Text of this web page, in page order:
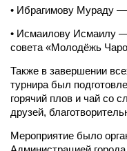
• Ибрагимову Мураду
• Исмаилову Исмаилу
совета «Молодёжь
Также в завершении
турнира был
горячий плов и чай со
друзей,
Мероприятие было